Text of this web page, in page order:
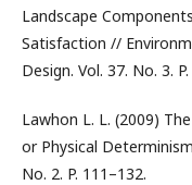
Landscape
Satisfaction //
Design. Vol. 37. No. 3.
Lawhon L. L. (2009)
or Physical
No. 2. P. 111–132.